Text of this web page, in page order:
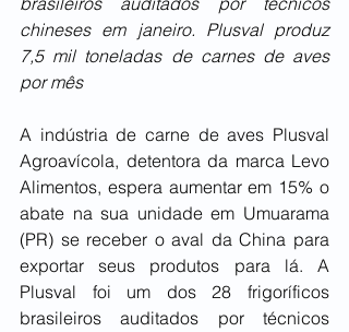
chineses em janeiro. Plusval produz
7,5 mil toneladas de carnes de aves
por mês
A indústria de carne de aves Plusval
Agroavícola, detentora da marca Levo
Alimentos, espera aumentar em 15% o
abate na sua unidade em Umuarama
(PR) se receber o aval da China para
exportar seus produtos para lá. A
Plusval foi um dos 28 frigoríficos
brasileiros auditados por técnicos